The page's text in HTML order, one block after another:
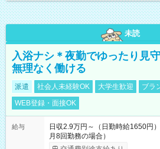
未読
入浴ナシ＊夜勤でゆったり見
無理なく働ける
派遣 社会人未経験OK 大学生歓迎
ブラ
WEB登録・面接OK
給与
日収2.9万円～（日勤時給1650
月8回勤務の場合）